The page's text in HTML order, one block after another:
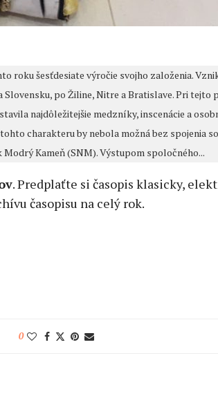
roku šesťdesiate výročie svojho založenia.
po Žiline, Nitre a Bratislave. Pri tejto
najdôležitejšie medzníky, inscenácie a
charakteru by nebola možná bez spojenia
Kameň (SNM). Výstupom spoločného...
. Predplaťte si časopis klasicky,
časopisu na celý rok.
0